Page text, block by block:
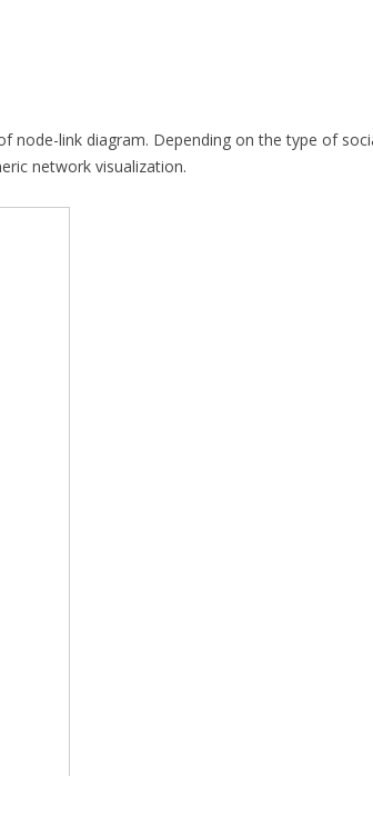
link diagram. Depending on the type of
network visualization.